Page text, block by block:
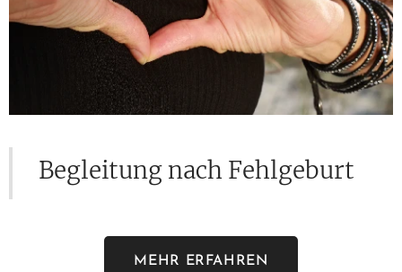
Begleitung nach Fehlgeburt
MEHR ERFAHREN